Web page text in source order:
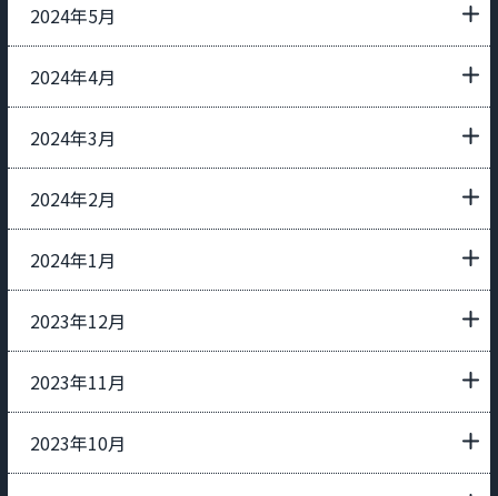
2024年5月
2024年4月
2024年3月
2024年2月
2024年1月
2023年12月
2023年11月
2023年10月